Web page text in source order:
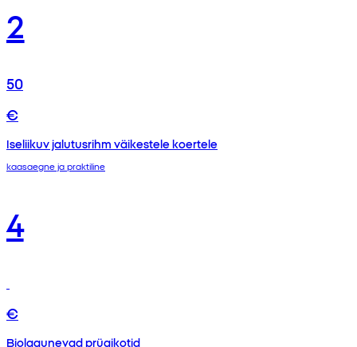
2
50
€
Iseliikuv jalutusrihm väikestele koertele
kaasaegne ja praktiline
4
€
Biolagunevad prügikotid